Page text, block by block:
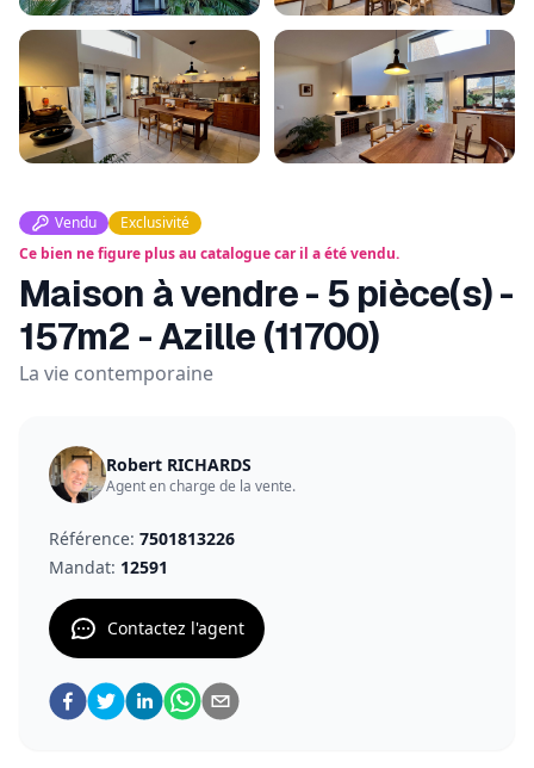
Vendu
Exclusivité
Ce bien ne figure plus au catalogue car il a été vendu.
Maison à vendre - 5 pièce(s) -
157m2 - Azille (11700)
La vie contemporaine
Robert RICHARDS
Agent en charge de la vente.
Référence: 7501813226
Mandat: 12591
Contactez l'agent